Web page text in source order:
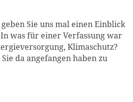
Sie uns mal einen Einblick
was für einer Verfassung war
Klimaschutz?
da angefangen haben zu